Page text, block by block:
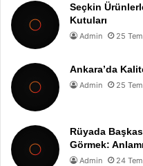
Seçkin
Kutuları
Admin 25
Ankara’da
Admin 25
Rüyada
Görmek:
Admin 24